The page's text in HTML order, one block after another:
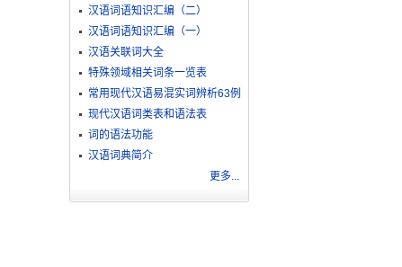
汉语词语知识汇编（二）
汉语词语知识汇编（一）
汉语关联词大全
特殊领域相关词条一览表
常用现代汉语易混实词辨析63例
现代汉语词类表和语法表
词的语法功能
汉语词典简介
更多...